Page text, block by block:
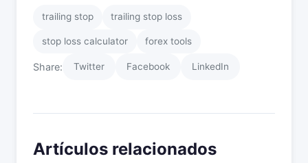
trailing stop trailing stop loss
stop loss calculator forex tools
Share: Twitter Facebook LinkedIn
Artículos relacionados